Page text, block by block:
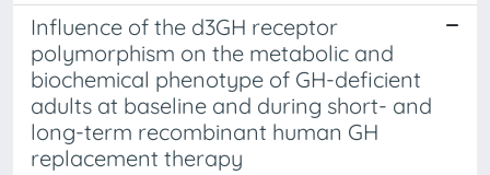
Influence of the d3GH receptor
polymorphism on the metabolic and
biochemical phenotype of GH-deficient
adults at baseline and during short- and
long-term recombinant human GH
replacement therapy